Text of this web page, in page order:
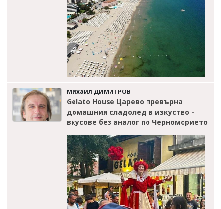
Михаил ДИМИТРОВ
Gelato House Царево превърна
домашния сладолед в изкуство -
вкусове без аналог по Черноморието